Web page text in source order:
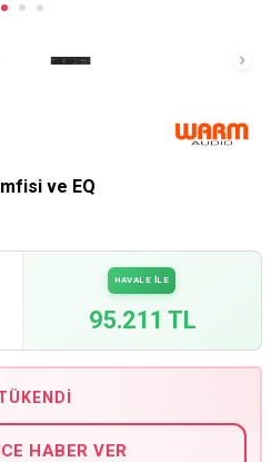
ve EQ
HAVALE İLE
95.211 TL
HABER VER